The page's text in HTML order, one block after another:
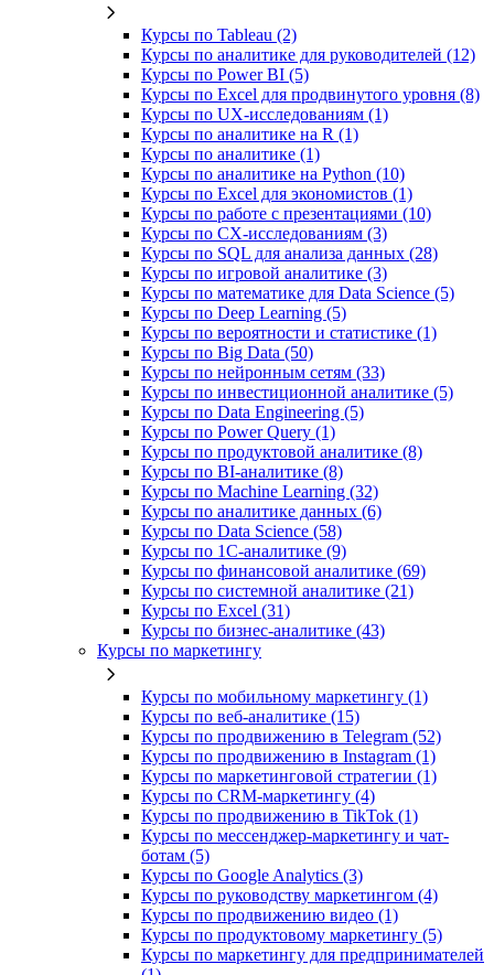
Курсы по Tableau (2)
Курсы по аналитике для руководителей (12)
Курсы по Power BI (5)
Курсы по Excel для продвинутого уровня (8)
Курсы по UX‑исследованиям (1)
Курсы по аналитике на R (1)
Курсы по аналитике (1)
Курсы по аналитике на Python (10)
Курсы по Excel для экономистов (1)
Курсы по работе с презентациями (10)
Курсы по CX-исследованиям (3)
Курсы по SQL для анализа данных (28)
Курсы по игровой аналитике (3)
Курсы по математике для Data Science (5)
Курсы по Deep Learning (5)
Курсы по вероятности и статистике (1)
Курсы по Big Data (50)
Курсы по нейронным сетям (33)
Курсы по инвестиционной аналитике (5)
Курсы по Data Engineering (5)
Курсы по Power Query (1)
Курсы по продуктовой аналитике (8)
Курсы по BI‑аналитике (8)
Курсы по Machine Learning (32)
Курсы по аналитике данных (6)
Курсы по Data Science (58)
Курсы по 1С‑аналитике (9)
Курсы по финансовой аналитике (69)
Курсы по системной аналитике (21)
Курсы по Excel (31)
Курсы по бизнес‑аналитике (43)
Курсы по маркетингу
Курсы по мобильному маркетингу (1)
Курсы по веб-аналитике (15)
Курсы по продвижению в Telegram (52)
Курсы по продвижению в Instagram (1)
Курсы по маркетинговой стратегии (1)
Курсы по CRM-маркетингу (4)
Курсы по продвижению в TikTok (1)
Курсы по мессенджер-маркетингу и чат-
ботам (5)
Курсы по Google Analytics (3)
Курсы по руководству маркетингом (4)
Курсы по продвижению видео (1)
Курсы по продуктовому маркетингу (5)
Курсы по маркетингу для предпринимателей